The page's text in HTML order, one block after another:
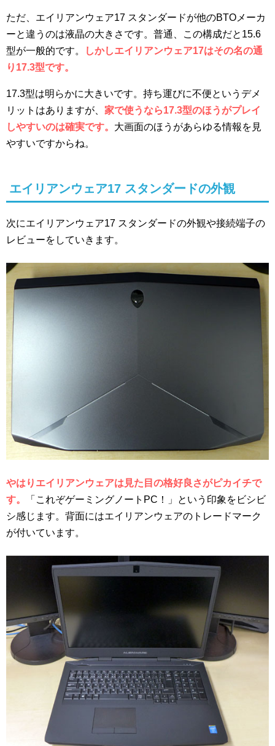
ただ、エイリアンウェア17 スタンダードが他のBTOメーカ
ーと違うのは液晶の大きさです。普通、この構成だと15.6
型が一般的です。
しかしエイリアンウェア17はその名の通
り17.3型です。
17.3型は明らかに大きいです。持ち運びに不便というデメ
リットはありますが、 家で使うなら17.3型のほうがプレイ
しやすいのは確実です。 大画面のほうがあらゆる情報を見
やすいですからね。
エイリアンウェア17 スタンダードの外観
次にエイリアンウェア17 スタンダードの外観や接続端子の
レビューをしていきます。
やはりエイリアンウェアは見た目の格好良さがピカイチで
す。
「これぞゲーミングノートPC！」という印象をビシビ
シ感じます。背面にはエイリアンウェアのトレードマーク
が付いています。